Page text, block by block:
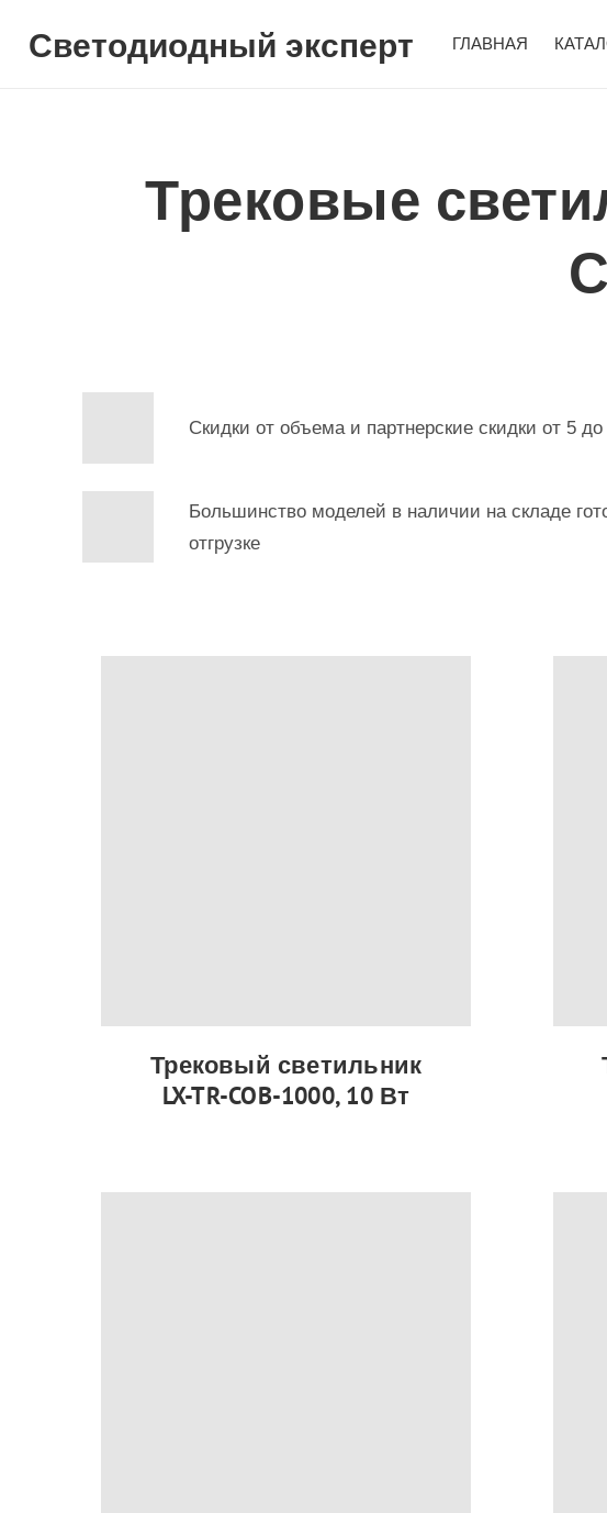
Светодиодный эксперт ГЛАВНАЯ
Трековые
Скидки от объема и партнерские скидки от 5 до
Большинство моделей в наличии на складе
отгрузке
Трековый светильник
LX-TR-COB-1000, 10 Вт